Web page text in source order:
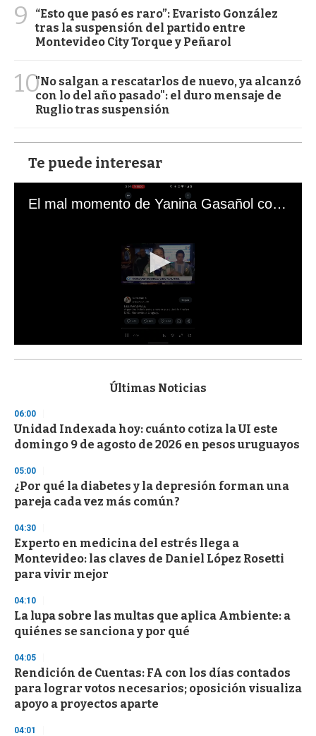
9
“Esto que pasó es raro”: Evaristo González
tras la suspensión del partido entre
Montevideo City Torque y Peñarol
10"No salgan a rescatarlos de nuevo, ya alcanzó
con lo del año pasado": el duro mensaje de
Ruglio tras suspensión
Te puede interesar
El mal momento de Yanina Gasañol con un hincha argentino en "Subrayado"
s
d
s
o
f
3
s
e
c
n
d
s
Últimas Noticias
06:00
Unidad Indexada hoy: cuánto cotiza la UI este
domingo 9 de agosto de 2026 en pesos uruguayos
05:00
¿Por qué la diabetes y la depresión forman una
pareja cada vez más común?
04:30
Experto en medicina del estrés llega a
Montevideo: las claves de Daniel López Rosetti
para vivir mejor
04:10
La lupa sobre las multas que aplica Ambiente: a
quiénes se sanciona y por qué
04:05
Rendición de Cuentas: FA con los días contados
para lograr votos necesarios; oposición visualiza
apoyo a proyectos aparte
04:01